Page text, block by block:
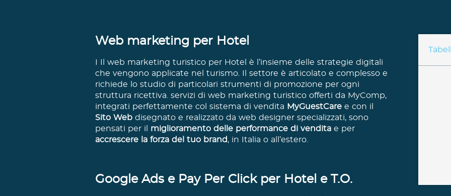
Web marketing per Hotel
I Il web marketing turistico per Hotel è l’insieme delle strategie digitali
che vengono applicate nel turismo. Il settore è articolato e complesso e
richiede lo studio di particolari strumenti di promozione per ogni
struttura ricettiva. servizi di web marketing turistico offerti da MyComp,
integrati perfettamente col sistema di vendita MyGuestCare e con il
Sito Web disegnato e realizzato da web designer specializzati, sono
pensati per il miglioramento delle performance di vendita e per
accrescere la forza del tuo brand, in Italia o all’estero.
Google Ads e Pay Per Click per Hotel e T.O.